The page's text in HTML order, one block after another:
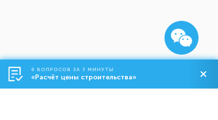
6 ВОПРОСОВ ЗА 3 МИНУТЫ
«Расчёт цены строительства»